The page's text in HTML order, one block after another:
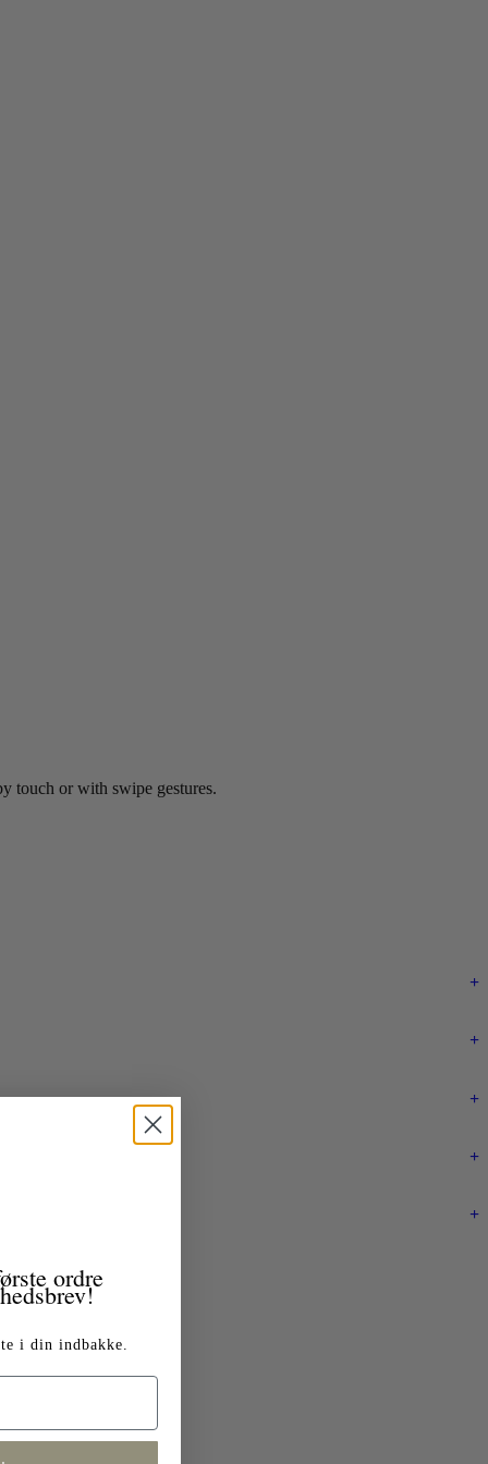
touch or with swipe gestures.
+
+
+
+
+
ordre
i din indbakke.